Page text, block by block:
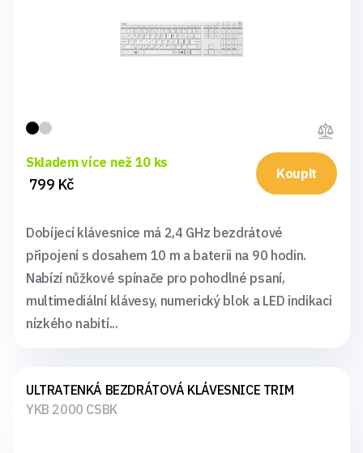
Skladem více než 10 ks
799 Kč
Koupit
Dobíjecí klávesnice má 2,4 GHz bezdrátové
připojení s dosahem 10 m a baterii na 90 hodin.
Nabízí nůžkové spínače pro pohodlné psaní,
multimediální klávesy, numerický blok a LED indikaci
nízkého nabití...
ULTRATENKÁ BEZDRÁTOVÁ KLÁVESNICE TRIM
YKB 2000 CSBK